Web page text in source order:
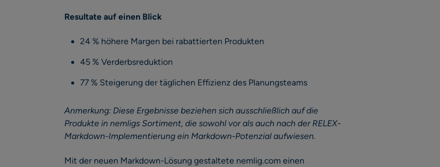
Resultate auf einen Blick
24 % höhere Margen bei rabattierten Produkten
45 % Verderbsreduktion
77 % Steigerung der täglichen Effizienz des Planungsteams
Anmerkung: Diese Ergebnisse beziehen sich ausschließlich auf die
Produkte in nemligs Sortiment, die sowohl vor als auch nach der RELEX-
Markdown-Implementierung ein Markdown-Potenzial aufwiesen.
Mit der neuen Markdown-Lösung gestaltete nemlig.com einen